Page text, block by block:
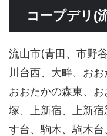
コープデリ(
流山市(青田、市野
川台西、大畔、おお
おおたかの森東、
塚、上新宿、上新
す台、駒木、駒木